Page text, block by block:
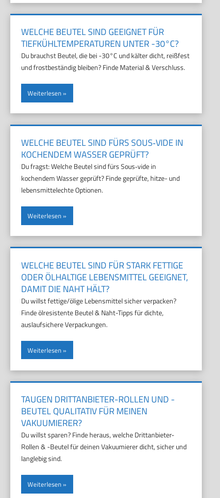
WELCHE BEUTEL SIND GEEIGNET FÜR
TIEFKÜHLTEMPERATUREN UNTER -30°C?
Du brauchst Beutel, die bei -30°C und kälter dicht, reißfest
und frostbeständig bleiben? Finde Material & Verschluss.
Weiterlesen
WELCHE BEUTEL SIND FÜRS SOUS‑VIDE IN
KOCHENDEM WASSER GEPRÜFT?
Du fragst: Welche Beutel sind fürs Sous‑vide in
kochendem Wasser geprüft? Finde geprüfte, hitze- und
lebensmittelechte Optionen.
Weiterlesen
WELCHE BEUTEL SIND FÜR STARK FETTIGE
ODER ÖLHALTIGE LEBENSMITTEL GEEIGNET,
DAMIT DIE NAHT HÄLT?
Du willst fettige/ölige Lebensmittel sicher verpacken?
Finde ölresistente Beutel & Naht-Tipps für dichte,
auslaufsichere Verpackungen.
Weiterlesen
TAUGEN DRITTANBIETER-ROLLEN UND -
BEUTEL QUALITATIV FÜR MEINEN
VAKUUMIERER?
Du willst sparen? Finde heraus, welche Drittanbieter-
Rollen & -Beutel für deinen Vakuumierer dicht, sicher und
langlebig sind.
Weiterlesen